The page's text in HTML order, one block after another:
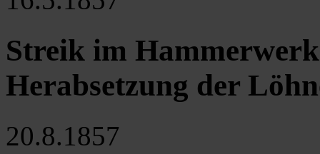
Streik im
Herabsetzung der
20.8.1857